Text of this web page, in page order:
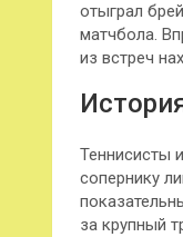
отыграл
матчбола.
из встреч
Теннисисты
сопернику
за крупный